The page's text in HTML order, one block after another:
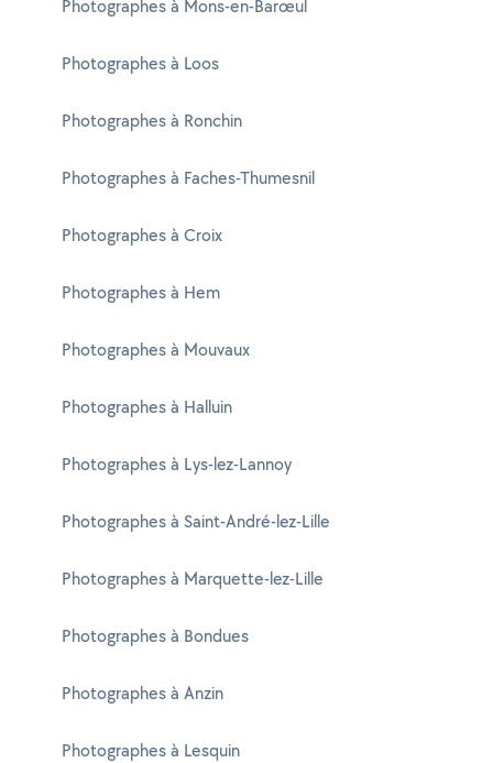
Photographes à Mons-en-Barœul
Photographes à Loos
Photographes à Ronchin
Photographes à Faches-Thumesnil
Photographes à Croix
Photographes à Hem
Photographes à Mouvaux
Photographes à Halluin
Photographes à Lys-lez-Lannoy
Photographes à Saint-André-lez-Lille
Photographes à Marquette-lez-Lille
Photographes à Bondues
Photographes à Anzin
Photographes à Lesquin